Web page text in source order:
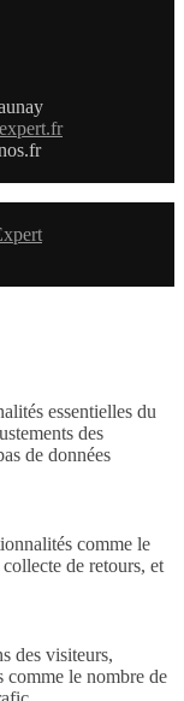
essentielles du
des
de données
comme le
de retours, et
des visiteurs,
comme le nombre de